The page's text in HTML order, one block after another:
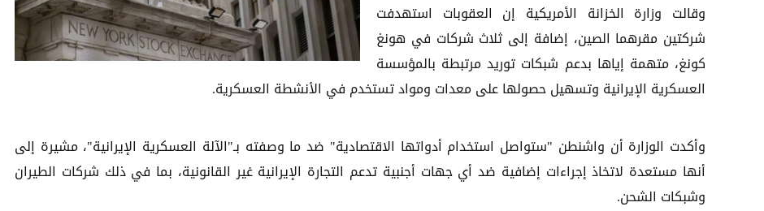
وقالت وزارة الخزانة الأمريكية إن العقوبات استهدفت
شركتين مقرهما الصين، إضافة إلى ثلاث شركات في هونغ
كونغ، متهمة إياها بدعم شبكات توريد مرتبطة بالمؤسسة
العسكرية الإيرانية وتسهيل حصولها على معدات ومواد تستخدم في الأنشطة العسكرية.
وأكدت الوزارة أن واشنطن "ستواصل استخدام أدواتها الاقتصادية" ضد ما وصفته بـ"الآلة العسكرية الإيرانية"، مشيرة إلى
أنها مستعدة لاتخاذ إجراءات إضافية ضد أي جهات أجنبية تدعم التجارة الإيرانية غير القانونية، بما في ذلك شركات الطيران
وشبكات الشحن.